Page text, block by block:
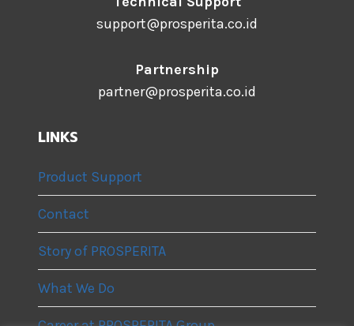
support@prosperita.co.id
Partnership
partner@prosperita.co.id
LINKS
Product Support
Contact
Story of PROSPERITA
What We Do